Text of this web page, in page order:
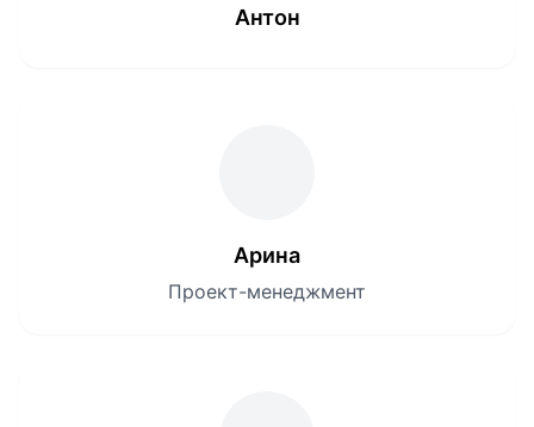
Антон
Арина
Проект-менеджмент